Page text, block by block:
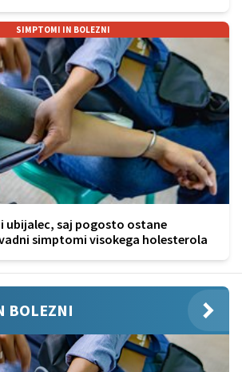
SIMPTOMI IN BOLEZNI
ubijalec, saj pogosto ostane
simptomi visokega holesterola
BOLEZNI